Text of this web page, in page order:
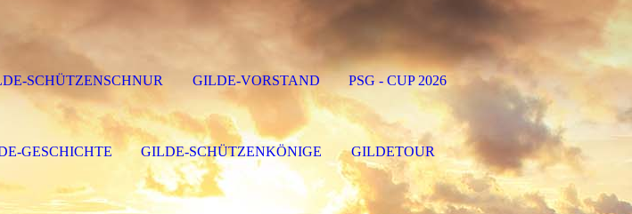
SCHÜTZENSCHNUR GILDE-VORSTAND PSG - CUP 2026
GESCHICHTE GILDE-SCHÜTZENKÖNIGE GILDETOUR